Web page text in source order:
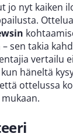
jo nyt kaiken
sen takia
vertailu
häneltä
ottelussa
mukaan.